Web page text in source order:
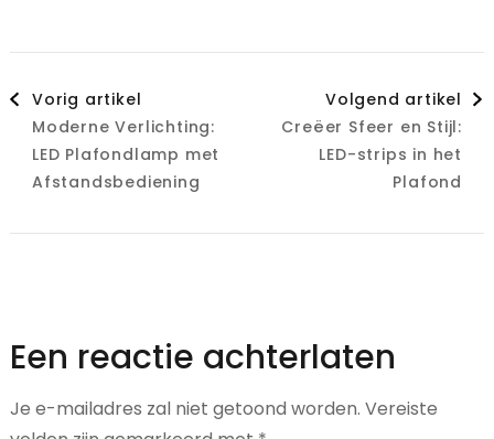
Berichtnavigatie
Vorig artikel
Moderne Verlichting:
LED Plafondlamp met
Afstandsbediening
Volgend artikel
Creëer Sfeer en Stijl:
LED-strips in het
Plafond
Een reactie achterlaten
Je e-mailadres zal niet getoond worden. Vereiste